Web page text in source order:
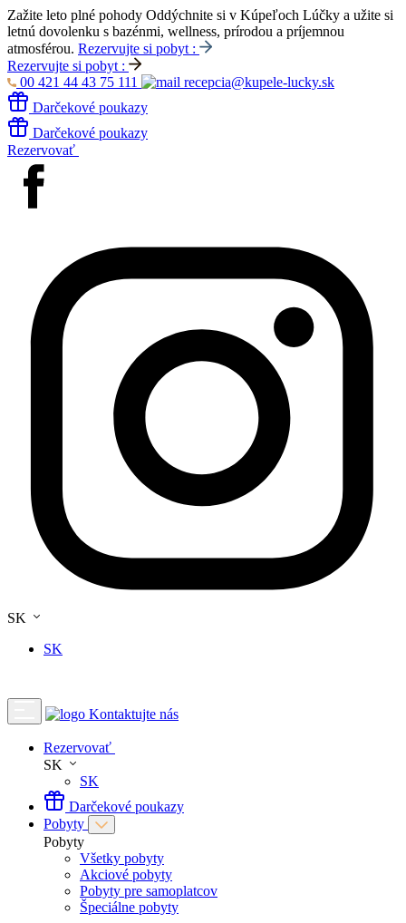
Zažite leto plné pohody Oddýchnite si v Kúpeľoch Lúčky a užite si
letnú dovolenku s bazénmi, wellness, prírodou a príjemnou
atmosférou. Rezervujte si pobyt :
Rezervujte si pobyt :
00 421 44 43 75 111
recepcia@kupele-lucky.sk
Darčekové poukazy
Darčekové poukazy
Rezervovať
SK
SK
Kontaktujte nás
Rezervovať
SK
SK
Darčekové poukazy
Pobyty
Pobyty
Všetky pobyty
Akciové pobyty
Pobyty pre samoplatcov
Špeciálne pobyty